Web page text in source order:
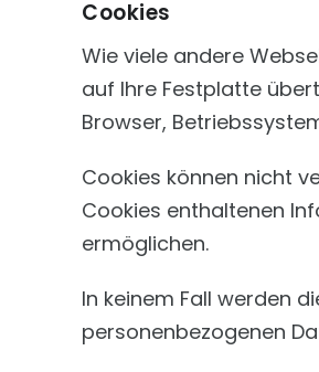
Cookies
Wie viele andere
auf Ihre Festplatte
Browser,
Cookies können nicht
Cookies enthaltenen
ermöglichen.
In keinem Fall werden
personenbezogenen